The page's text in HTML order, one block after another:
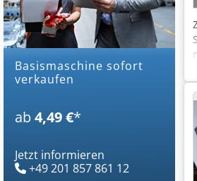
basismaschine sofort
verkaufen
ab 4,49 €*
Jetzt informieren
+49 201 857 861 12